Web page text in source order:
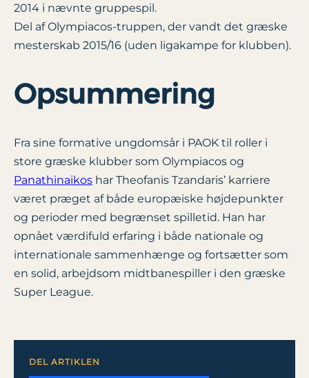
2014 i nævnte gruppespil.
Del af Olympiacos-truppen, der vandt det græske
mesterskab 2015/16 (uden ligakampe for klubben).
Opsummering
Fra sine formative ungdomsår i PAOK til roller i
store græske klubber som Olympiacos og
Panathinaikos har Theofanis Tzandaris’ karriere
været præget af både europæiske højdepunkter
og perioder med begrænset spilletid. Han har
opnået værdifuld erfaring i både nationale og
internationale sammenhænge og fortsætter som
en solid, arbejdsom midtbanespiller i den græske
Super League.
DEL ARTIKLEN